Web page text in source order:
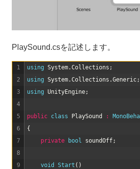
PlaySound.csを記述します。
1
2
3
4
5
6
7
8
9
using System.Collections ;
using System.Collections .Generic;
using UnityEngine;
public class PlaySound :
{
private
bool soundOff;
void Start ( )